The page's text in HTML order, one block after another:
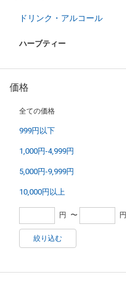
ドリンク・アルコール
ハーブティー
価格
全ての価格
999円以下
1,000円-4,999円
5,000円-9,999円
10,000円以上
円 〜 円
絞り込む